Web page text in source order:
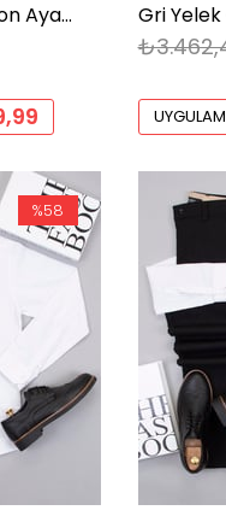
Gri Yelek Gömlek Pantolon Ayakkabı Kombin
%58